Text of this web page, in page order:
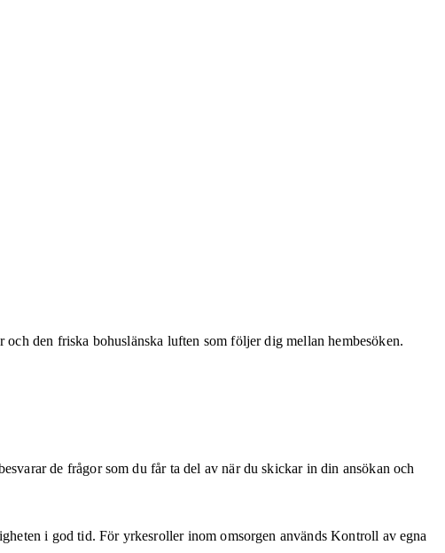
den friska bohuslänska luften som följer dig mellan hembesöken.
de frågor som du får ta del av när du skickar in din ansökan och
i god tid. För yrkesroller inom omsorgen används Kontroll av egna